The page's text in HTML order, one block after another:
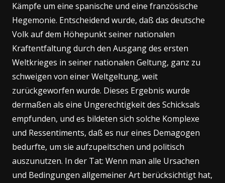
Kämpfe um eine spanische und eine französische
Hegemonie. Entscheidend wurde, daß das deutsche
Volk auf dem Höhepunkt seiner nationalen
Kraftentfaltung durch den Ausgang des ersten
Weltkrieges in seiner nationalen Geltung, ganz zu
schweigen von einer Weltgeltung, weit
zurückgeworfen wurde. Dieses Ergebnis wurde
dermaßen als eine Ungerechtigkeit des Schicksals
empfunden, und es bildeten sich solche Komplexe
und Ressentiments, daß es nur eines Demagogen
bedurfte, um sie aufzupeitschen und politisch
auszunutzen. In der Tat: Wenn man alle Ursachen
und Bedingungen allgemeiner Art berücksichtigt hat,